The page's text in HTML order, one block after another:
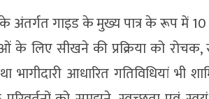
अंतर्गत गाइड के मुख्य पात्र के रूप में 10
के लिए सीखने की प्रक्रिया को
भागीदारी आधारित गतिविधियां